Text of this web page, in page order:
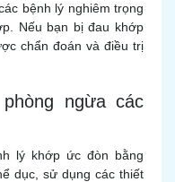
bệnh lý nghiêm trọng
Nếu bạn bị đau khớp
chẩn đoán và điều trị
ngừa các
lý khớp ức đòn bằng
dục, sử dụng các thiết